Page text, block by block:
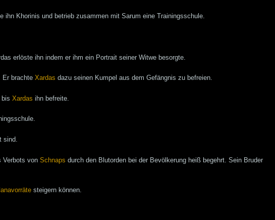
Khorinis und betrieb zusammen mit Sarum eine Trainingsschule.
erlöste ihn indem er ihm ein Portrait seiner Witwe besorgte.
Er brachte Xardas dazu seinen Kumpel aus dem Gefängnis zu befreien.
bis Xardas ihn befreite.
sind.
Verbots von Schnaps durch den Blutorden bei der Bevölkerung heiß begehrt. Sein Bruder
steigern können.